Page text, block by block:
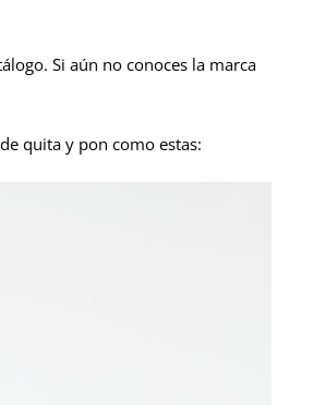
Si aún no conoces la marca
quita y pon como estas: